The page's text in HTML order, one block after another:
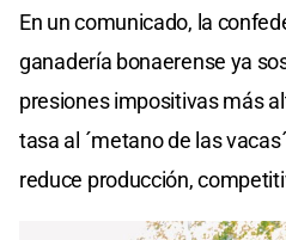
En un comunicado, la
ganadería bonaerense ya
presiones impositivas más
tasa al ´metano de las
reduce producción,